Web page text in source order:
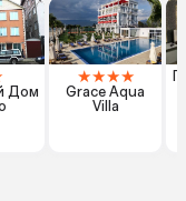
Дом
★★★★
Grace Aqua
Villa